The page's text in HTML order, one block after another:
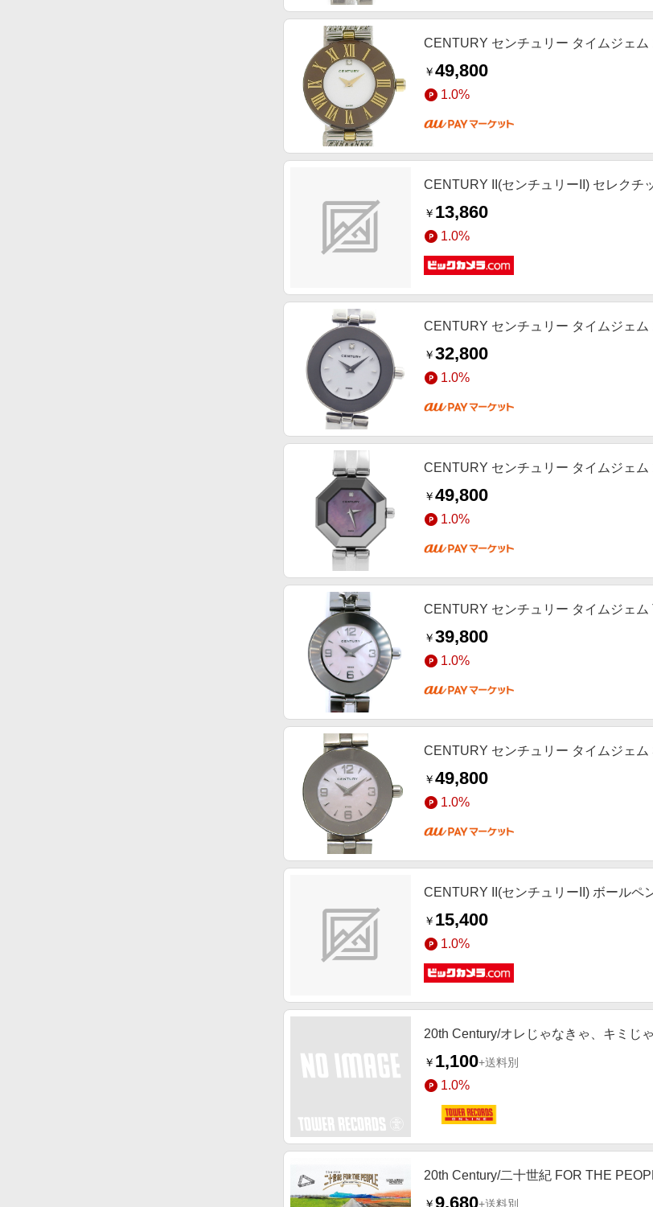
CENTURY センチュリー タイムジェ
￥49,800
1.0%
CENTURY II(センチュリーII) セレクチ
￥ 13,860
1.0%
CENTURY センチュリー タイムジェ
￥32,800
1.0%
CENTURY センチュリー タイムジェ
￥49,800
1.0%
CENTURY センチュリー タイムジェ
￥39,800
1.0%
CENTURY センチュリー タイムジェ
￥49,800
1.0%
CENTURY II(センチュリーII) ボールペ
￥ 15,400
1.0%
20th Century/オレじゃなきゃ、キミじ
￥ 1,100+送料別
1.0%
20th Century/二十世紀 FOR THE
￥9,680+送料別